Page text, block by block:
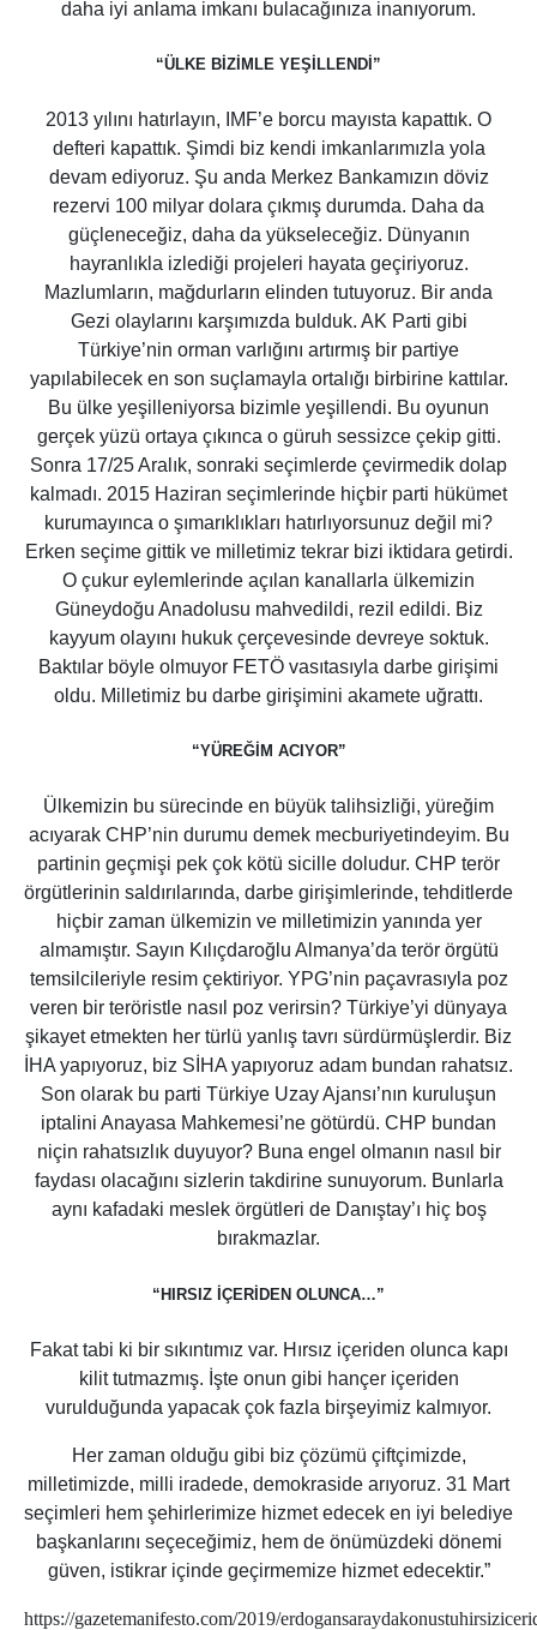
daha iyi anlama imkanı bulacağınıza inanıyorum.
“ÜLKE BİZİMLE YEŞİLLENDİ”
2013 yılını hatırlayın, IMF’e borcu mayısta kapattık. O
defteri kapattık. Şimdi biz kendi imkanlarımızla yola
devam ediyoruz. Şu anda Merkez Bankamızın döviz
rezervi 100 milyar dolara çıkmış durumda. Daha da
güçleneceğiz, daha da yükseleceğiz. Dünyanın
hayranlıkla izlediği projeleri hayata geçiriyoruz.
Mazlumların, mağdurların elinden tutuyoruz. Bir anda
Gezi olaylarını karşımızda bulduk. AK Parti gibi
Türkiye’nin orman varlığını artırmış bir partiye
yapılabilecek en son suçlamayla ortalığı birbirine kattılar.
Bu ülke yeşilleniyorsa bizimle yeşillendi. Bu oyunun
gerçek yüzü ortaya çıkınca o güruh sessizce çekip gitti.
Sonra 17/25 Aralık, sonraki seçimlerde çevirmedik dolap
kalmadı. 2015 Haziran seçimlerinde hiçbir parti hükümet
kurumayınca o şımarıklıkları hatırlıyorsunuz değil mi?
Erken seçime gittik ve milletimiz tekrar bizi iktidara getirdi.
O çukur eylemlerinde açılan kanallarla ülkemizin
Güneydoğu Anadolusu mahvedildi, rezil edildi. Biz
kayyum olayını hukuk çerçevesinde devreye soktuk.
Baktılar böyle olmuyor FETÖ vasıtasıyla darbe girişimi
oldu. Milletimiz bu darbe girişimini akamete uğrattı.
“YÜREĞİM ACIYOR”
Ülkemizin bu sürecinde en büyük talihsizliği, yüreğim
acıyarak CHP’nin durumu demek mecburiyetindeyim. Bu
partinin geçmişi pek çok kötü sicille doludur. CHP terör
örgütlerinin saldırılarında, darbe girişimlerinde, tehditlerde
hiçbir zaman ülkemizin ve milletimizin yanında yer
almamıştır. Sayın Kılıçdaroğlu Almanya’da terör örgütü
temsilcileriyle resim çektiriyor. YPG’nin paçavrasıyla poz
veren bir teröristle nasıl poz verirsin? Türkiye’yi dünyaya
şikayet etmekten her türlü yanlış tavrı sürdürmüşlerdir. Biz
İHA yapıyoruz, biz SİHA yapıyoruz adam bundan rahatsız.
Son olarak bu parti Türkiye Uzay Ajansı’nın kuruluşun
iptalini Anayasa Mahkemesi’ne götürdü. CHP bundan
niçin rahatsızlık duyuyor? Buna engel olmanın nasıl bir
faydası olacağını sizlerin takdirine sunuyorum. Bunlarla
aynı kafadaki meslek örgütleri de Danıştay’ı hiç boş
bırakmazlar.
“HIRSIZ İÇERİDEN OLUNCA…”
Fakat tabi ki bir sıkıntımız var. Hırsız içeriden olunca kapı
kilit tutmazmış. İşte onun gibi hançer içeriden
vurulduğunda yapacak çok fazla birşeyimiz kalmıyor.
Her zaman olduğu gibi biz çözümü çiftçimizde,
milletimizde, milli iradede, demokraside arıyoruz. 31 Mart
seçimleri hem şehirlerimize hizmet edecek en iyi belediye
başkanlarını seçeceğimiz, hem de önümüzdeki dönemi
güven, istikrar içinde geçirmemize hizmet edecektir.”
https://gazetemanifesto.com/2019/